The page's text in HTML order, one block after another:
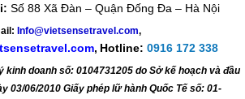
Số 88 Xã Đàn – Quận Đống Đa – Hà Nội
Info@vietsensetravel.com,
, Hotline: 0916 172 338
kinh doanh số: 0104731205 do Sở kế hoạch và đầu
03/06/2010 Giấy phép lữ hành Quốc Tế số: 01-